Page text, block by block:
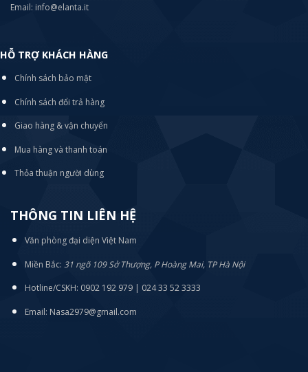
Email: info@elanta.it
HỖ TRỢ KHÁCH HÀNG
Chính sách bảo mật
Chính sách đổi trả hàng
Giao hàng & vận chuyển
Mua hàng và thanh toán
Thỏa thuận người dùng
THÔNG TIN LIÊN HỆ
Văn phòng đại diện Việt Nam
Miền Bắc: 31 ngõ 109 Sở Thượng, P Hoàng Mai, TP Hà Nội
Hotline/CSKH: 0902 192 979 | 024 33 52 3333
Email: Nasa2979@gmail.com